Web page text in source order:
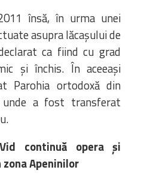
însă, în urma unei
asupra lăcaşului de
ca fiind cu grad
şi închis. În aceeaşi
Parohia ortodoxă din
unde a fost transferat
continuă opera și
Apeninilor